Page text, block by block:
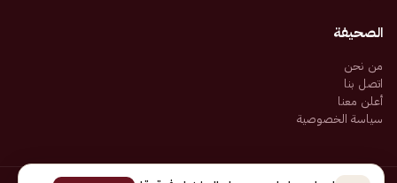
الصحيفة
من نحن
اتصل بنا
أعلن معنا
سياسة الخصوصية